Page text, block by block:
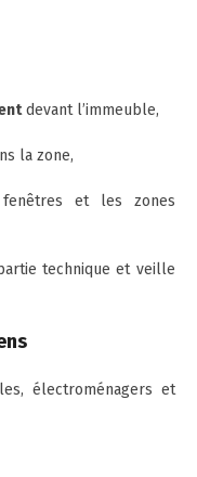
devant l’immeuble,
la zone,
et les zones
technique et veille
électroménagers et